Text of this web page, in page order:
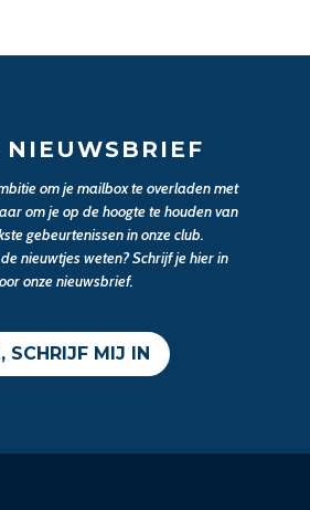
NIEUWSBRIEF
om je mailbox te overladen met
om je op de hoogte te houden van
gebeurtenissen in onze club.
nieuwtjes weten? Schrijf je hier in
onze nieuwsbrief.
SCHRIJF MIJ IN